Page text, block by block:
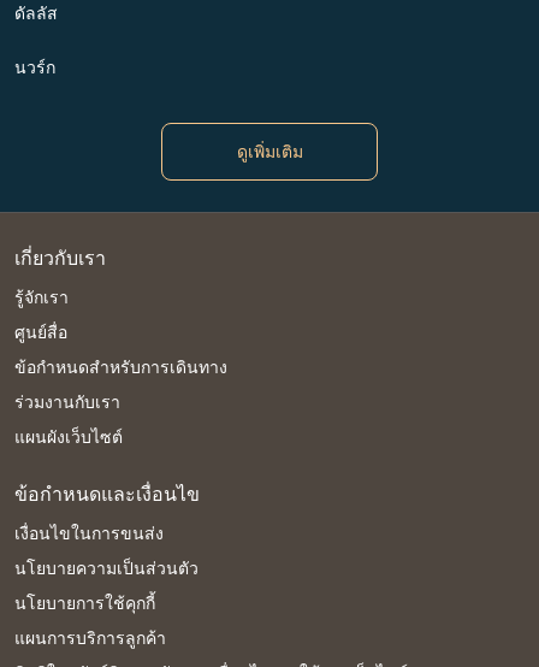
ดัลลัส
นวร์ก
ดูเพิ่มเติม
เกี่ยวกับเรา
รู้จักเรา
ศูนย์สื่อ
ข้อกำหนดสำหรับการเดินทาง
ร่วมงานกับเรา
แผนผังเว็บไซต์
ข้อกำหนดและเงื่อนไข
เงื่อนไขในการขนส่ง
นโยบายความเป็นส่วนตัว
นโยบายการใช้คุกกี้
แผนการบริการลูกค้า